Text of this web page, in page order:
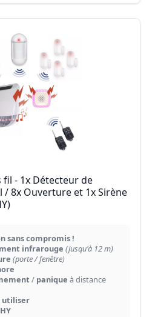
- 1x Détecteur de
8x Ouverture et 1x Sirène
sans compromis !
infrarouge (jusqu'à 12 m)
(porte / fenêtre)
/ panique à distance
utiliser